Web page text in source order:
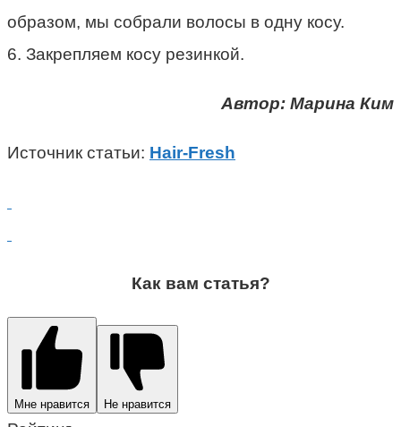
образом, мы собрали волосы в одну косу.
6. Закрепляем косу резинкой.
Автор: Марина Ким
Источник статьи: Hair-Fresh
Как вам статья?
Мне нравится Не нравится